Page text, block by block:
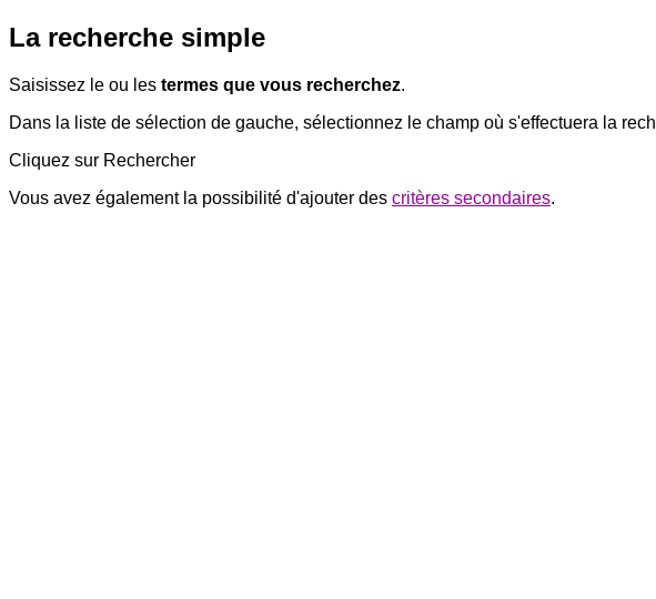
La recherche simple
Saisissez le ou les termes que vous recherchez.
Dans la liste de sélection de gauche, sélectionnez le champ où s'effectuera la
Cliquez sur Rechercher
Vous avez également la possibilité d'ajouter des critères secondaires.